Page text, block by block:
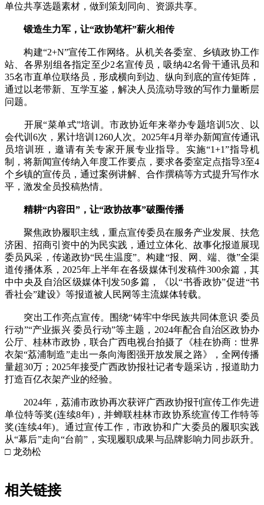
单位共享选题素材，做到策划同向、资源共享。
锻造生力军，让“政协笔杆”薪火相传
构建“2+N”宣传工作网络。从机关各委室、乡镇政协工作
站、各界别组各指定至少2名宣传员，吸纳42名骨干通讯员和
35名市直单位联络员，形成横向到边、纵向到底的宣传矩阵，
通过以老带新、互学互鉴，解决人员流动导致的写作力量断层
问题。
开展“菜单式”培训。市政协近年来举办专题培训5次、以
会代训6次，累计培训1260人次。2025年4月举办新闻宣传通讯
员培训班，邀请有关专家开展专业指导。实施“1+1”指导机
制，将新闻宣传纳入年度工作要点，要求各委室定点指导3至4
个乡镇的宣传员，通过案例讲解、合作撰稿等方式提升写作水
平，激发全员投稿热情。
精耕“内容田”，让“政协故事”破圈传播
聚焦政协履职主线，重点宣传委员在服务产业发展、扶危
济困、招商引资中的为民实践，通过立体化、故事化报道展现
委员风采，传递政协“民生温度”。构建“报、网、端、微”全渠
道传播体系，2025年上半年在各级媒体刊发稿件300余篇，其
中中央及自治区级媒体刊发50多篇，《以“书香政协”促进“书
香社会”建设》等报道被人民网等主流媒体转载。
突出工作亮点宣传。围绕“铸牢中华民族共同体意识 委员
行动”“产业振兴 委员行动”等主题，2024年配合自治区政协办
公厅、桂林市政协，联合广西电视台拍摄了《桂在协商：世界
衣架“荔浦制造”走出一条向海图强开放发展之路》，全网传播
量超30万；2025年接受广西政协报社记者专题采访，报道助力
打造百亿衣架产业的经验。
2024年，荔浦市政协再次获评广西政协报刊宣传工作先进
单位特等奖(连续8年)，并蝉联桂林市政协系统宣传工作特等
奖(连续4年)。通过宣传工作，市政协和广大委员的履职实践
从“幕后”走向“台前”，实现履职成果与品牌影响力同步跃升。
□ 龙劲松
相关链接